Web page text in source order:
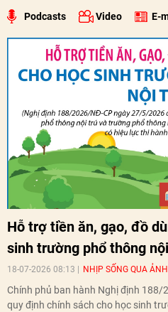
Podcasts Video E-
Hỗ trợ tiền ăn, gạo, đồ
sinh trường phổ thông
18-07-2026 08:13 NHỊP SỐNG QUA ẢNH
Chính phủ ban hành Nghị định
quy định chính sách cho học sinh